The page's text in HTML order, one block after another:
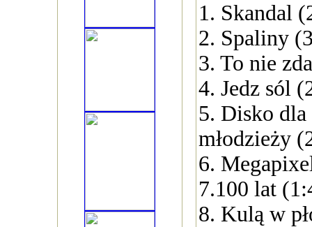
1. Skandal
2. Spaliny
3. To nie
4. Jedz sól
5. Disko
młodzieży
6.
7.100 lat
8. Kulą w